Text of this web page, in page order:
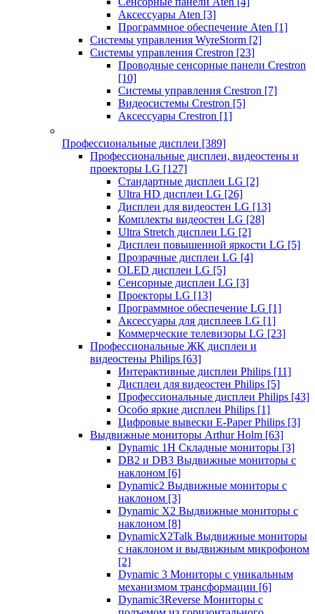
Аксессуары Aten [3]
Программное обеспечение Aten [1]
Системы управления WyreStorm [2]
Системы управления Crestron [23]
Проводные сенсорные панели Crestron
[10]
Системы управления Crestron [7]
Видеосистемы Crestron [5]
Аксессуары Crestron [1]
Профессиональные дисплеи [389]
Профессиональные дисплеи, видеостены и
проекторы LG [127]
Стандартные дисплеи LG [2]
Ultra HD дисплеи LG [26]
Дисплеи для видеостен LG [13]
Комплекты видеостен LG [28]
Ultra Stretch дисплеи LG [2]
Дисплеи повышенной яркости LG [5]
Прозрачные дисплеи LG [4]
OLED дисплеи LG [5]
Сенсорные дисплеи LG [3]
Проекторы LG [13]
Программное обеспечение LG [1]
Аксессуары для дисплеев LG [1]
Коммерческие телевизоры LG [23]
Профессиональные ЖК дисплеи и
видеостены Philips [63]
Интерактивные дисплеи Philips [11]
Дисплеи для видеостен Philips [5]
Профессиональные дисплеи Philips [43]
Особо яркие дисплеи Philips [1]
Цифровые вывески E-Paper Philips [3]
Выдвижные мониторы Arthur Holm [63]
Dynamic 1Н Складные мониторы [3]
DB2 и DB3 Выдвижные мониторы с
наклоном [6]
Dynamic2 Выдвижные мониторы с
наклоном [3]
Dynamic X2 Выдвижные мониторы с
наклоном [8]
DynamicX2Talk Выдвижные мониторы
с наклоном и выдвижным микрофоном
[2]
Dynamic 3 Мониторы с уникальным
механизмом трансформации [6]
Dynamic3Reverse Мониторы с